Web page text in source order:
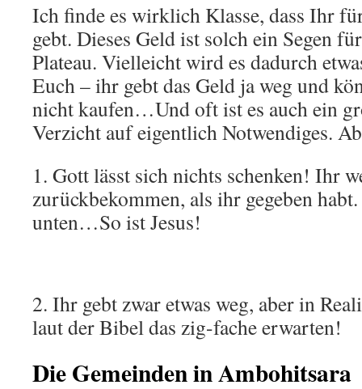
Ich finde es wirklich Klasse, dass Ihr
gebt. Dieses Geld ist solch ein Segen
Plateau. Vielleicht wird es dadurch
Euch – ihr gebt das Geld ja weg und
nicht kaufen…Und oft ist es auch ein
Verzicht auf eigentlich Notwendiges.
1. Gott lässt sich nichts schenken! Ihr
zurückbekommen, als ihr gegeben
unten…So ist Jesus!
2. Ihr gebt zwar etwas weg, aber in
laut der Bibel das zig-fache erwarten!
Die Gemeinden in